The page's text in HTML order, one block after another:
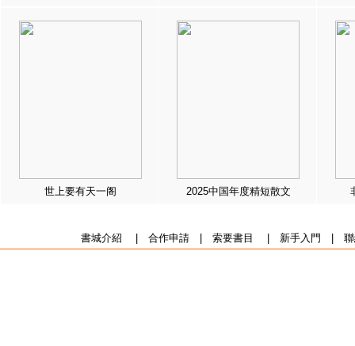
世上要有天一阁 2025中国年度精短散文
書城介紹 合作申請| 索要書目 新手入門